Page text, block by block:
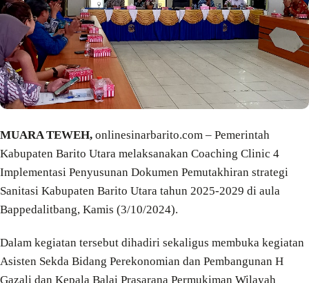
MUARA TEWEH, onlinesinarbarito.com – Pemerintah
Kabupaten Barito Utara melaksanakan Coaching Clinic 4
Implementasi Penyusunan Dokumen Pemutakhiran strategi
Sanitasi Kabupaten Barito Utara tahun 2025-2029 di aula
Bappedalitbang, Kamis (3/10/2024).
Dalam kegiatan tersebut dihadiri sekaligus membuka kegiatan
Asisten Sekda Bidang Perekonomian dan Pembangunan H
Gazali dan Kepala Balai Prasarana Permukiman Wilayah